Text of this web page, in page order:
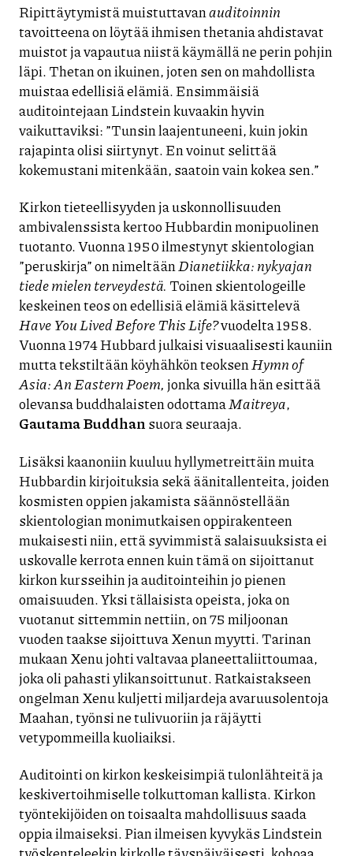
Ripittäytymistä muistuttavanauditoinnin
tavoitteena on löytää ihmisen thetania ahdistavat
muistot ja vapautua niistä käymällä ne perin pohjin
läpi. Thetan on ikuinen, joten sen on mahdollista
muistaa edellisiä elämiä. Ensimmäisiä
auditointejaan Lindstein kuvaakin hyvin
vaikuttaviksi: ”Tunsin laajentuneeni, kuin jokin
rajapinta olisi siirtynyt. En voinut selittää
kokemustani mitenkään, saatoin vain kokea sen.”
Kirkon tieteellisyyden ja uskonnollisuuden
ambivalenssista kertoo Hubbardin monipuolinen
tuotanto. Vuonna 1950 ilmestynyt skientologian
”peruskirja” on nimeltäänDianetiikka: nykyajan
tiede mielen terveydestä. Toinen skientologeille
keskeinen teos on edellisiä elämiä käsittelevä
Have You Lived Before This Life?vuodelta 1958.
Vuonna 1974 Hubbard julkaisi visuaalisesti kauniin
mutta tekstiltään köyhähkön teoksenHymn of
Asia: An Eastern Poem, jonka sivuilla hän esittää
olevansa buddhalaisten odottamaMaitreya,
Gautama Buddhansuora seuraaja.
Lisäksi kaanoniin kuuluu hyllymetreittäin muita
Hubbardin kirjoituksia sekä äänitallenteita, joiden
kosmisten oppien jakamista säännöstellään
skientologian monimutkaisen oppirakenteen
mukaisesti niin, että syvimmistä salaisuuksista ei
uskovalle kerrota ennen kuin tämä on sijoittanut
kirkon kursseihin ja auditointeihin jo pienen
omaisuuden. Yksi tällaisista opeista, joka on
vuotanut sittemmin nettiin, on 75 miljoonan
vuoden taakse sijoittuva Xenun myytti. Tarinan
mukaan Xenu johti valtavaa planeettaliittoumaa,
joka oli pahasti ylikansoittunut. Ratkaistakseen
ongelman Xenu kuljetti miljardeja avaruusolentoja
Maahan, työnsi ne tulivuoriin ja räjäytti
vetypommeilla kuoliaiksi.
Auditointi on kirkon keskeisimpiä tulonlähteitä ja
keskivertoihmiselle tolkuttoman kallista. Kirkon
työntekijöiden on toisaalta mahdollisuus saada
oppia ilmaiseksi. Pian ilmeisen kyvykäs Lindstein